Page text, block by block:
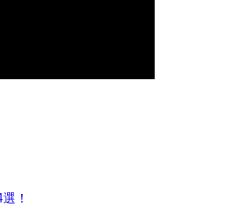
！